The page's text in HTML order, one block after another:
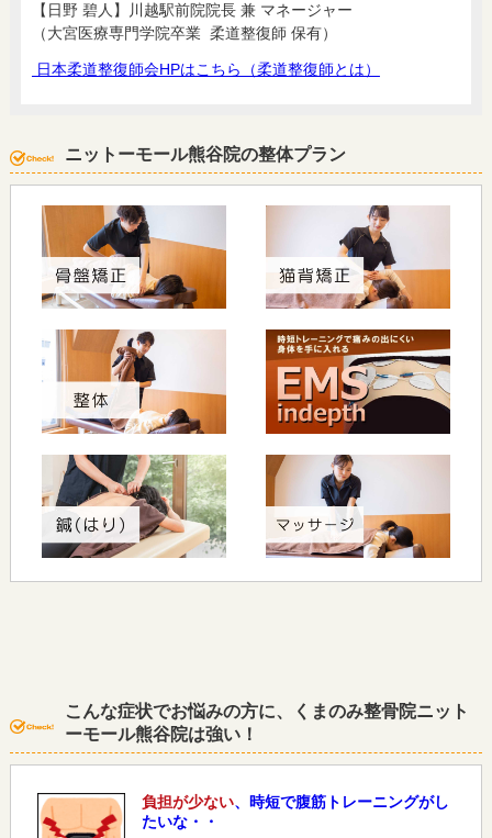
【日野 碧人】川越駅前院院長 兼 マネージャー
（大宮医療専門学院卒業 柔道整復師 保有）
日本柔道整復師会HPはこちら（柔道整復師とは）
ニットーモール熊谷院の整体プラン
こんな症状でお悩みの方に、くまのみ整骨院ニット
ーモール熊谷院は強い！
負担が少ない、時短で腹筋トレーニングがし
たいな・・